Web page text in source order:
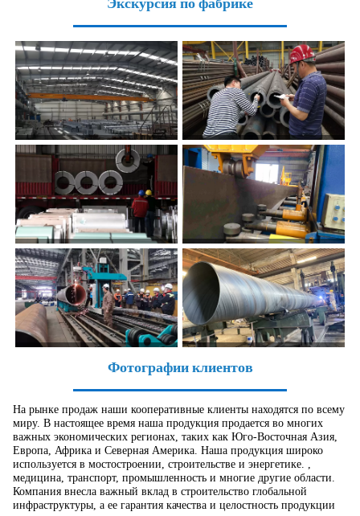
Фотографии клиентов
На рынке продаж наши кооперативные клиенты находятся по всему
миру. В настоящее время наша продукция продается во многих
важных экономических регионах, таких как Юго-Восточная Азия,
Европа, Африка и Северная Америка. Наша продукция широко
используется в мостостроении, строительстве и энергетике. ,
медицина, транспорт, промышленность и многие другие области.
Компания внесла важный вклад в строительство глобальной
инфраструктуры, а ее гарантия качества и целостность продукции